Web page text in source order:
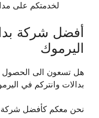
لخدمتكم على
أفضل شركة
اليرموك
هل تسعون الى
بدالات وانتركم في
نحن معكم كأفضل شركة